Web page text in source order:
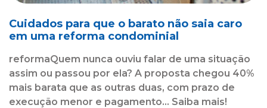
Cuidados para que o barato não saia caro
em uma reforma condominial
reformaQuem nunca ouviu falar de uma situação
assim ou passou por ela? A proposta chegou 40%
mais barata que as outras duas, com prazo de
execução menor e pagamento... Saiba mais!